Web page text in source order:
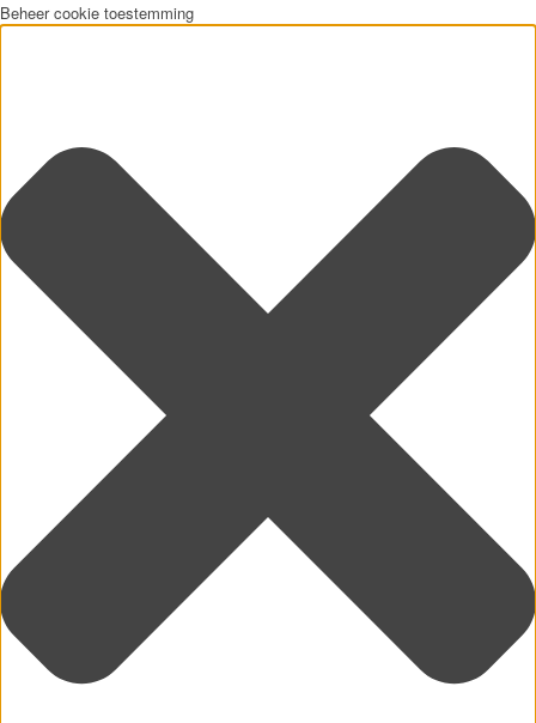
Beheer cookie toestemming